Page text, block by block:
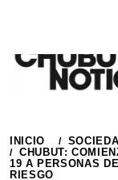
contenido
INICIO
CHUBUT:
19 A PERSONAS
RIESGO